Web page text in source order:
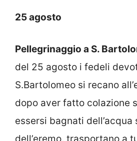
25 agosto
Pellegrinaggio a S.
del 25 agosto i fedeli
S.Bartolomeo si recano
dopo aver fatto colazione
essersi bagnati dell’acqua